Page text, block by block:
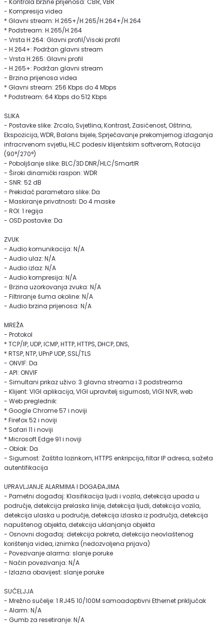
- Kontrola brzine prijenosa: CBR, VBR
- Kompresija videa
* Glavni stream: H.265+/H.265/H.264+/H.264
* Podstream: H.265/H.264
- Vrsta H.264: Glavni profil/Visoki profil
- H.264+: Podržan glavni stream
- Vrsta H.265: Glavni profil
- H.265+: Podržan glavni stream
- Brzina prijenosa videa
* Glavni stream: 256 Kbps do 4 Mbps
* Podstream: 64 Kbps do 512 Kbps
SLIKA
- Postavke slike: Zrcalo, Svjetlina, Kontrast, Zasićenost, Oštrina,
Ekspozicija, WDR, Balans bijele, Sprječavanje prekomjernog izlaganja
infracrvenom svjetlu, HLC podesiv klijentskim softverom, Rotacija
(90°/270°)
- Poboljšanje slike: BLC/3D DNR/HLC/SmartIR
- Široki dinamički raspon: WDR
- SNR: 52 dB
- Prekidač parametara slike: Da
- Maskiranje privatnosti: Do 4 maske
- ROI: 1 regija
- OSD postavke: Da
ZVUK
- Audio komunikacija: N/A
- Audio ulaz: N/A
- Audio izlaz: N/A
- Audio kompresija: N/A
- Brzina uzorkovanja zvuka: N/A
- Filtriranje šuma okoline: N/A
- Audio brzina prijenosa: N/A
MREŽA
- Protokol
* TCP/IP, UDP, ICMP, HTTP, HTTPS, DHCP, DNS,
* RTSP, NTP, UPnP UDP, SSL/TLS
- ONVIF: Da
- API: ONVIF
- Simultani prikaz uživo: 3 glavna streama i 3 podstreama
- Klijent: VIGI aplikacija, VIGI upravitelj sigurnosti, VIGI NVR, web
- Web preglednik:
* Google Chrome 57 i noviji
* Firefox 52 i noviji
* Safari 11 i noviji
* Microsoft Edge 91 i noviji
- Oblak: Da
- Sigurnost: Zaštita lozinkom, HTTPS enkripcija, filtar IP adresa, sažeta
autentifikacija
UPRAVLJANJE ALARMIMA I DOGAĐAJIMA
- Pametni događaj: Klasifikacija ljudi i vozila, detekcija upada u
područje, detekcija prelaska linije, detekcija ljudi, detekcija vozila,
detekcija ulaska u područje, detekcija izlaska iz područja, detekcija
napuštenog objekta, detekcija uklanjanja objekta
- Osnovni događaj: detekcija pokreta, detekcija neovlaštenog
korištenja videa, iznimka (nedozvoljena prijava)
- Povezivanje alarma: slanje poruke
- Način povezivanja: N/A
- Izlazna obavijest: slanje poruke
SUČELJJA
- Mrežno sučelje: 1 RJ45 10/100M samoadaptivni Ethernet priključak
- Alarm: N/A
- Gumb za resetiranje: N/A